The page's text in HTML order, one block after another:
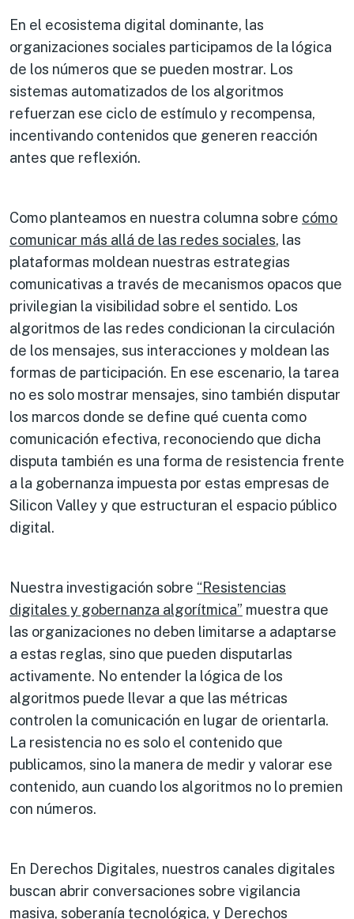
En el ecosistema digital dominante, las
organizaciones sociales participamos de la lógica
de los números que se pueden mostrar. Los
sistemas automatizados de los algoritmos
refuerzan ese ciclo de estímulo y recompensa,
incentivando contenidos que generen reacción
antes que reflexión.
Como planteamos en nuestra columna sobre cómo
comunicar más allá de las redes sociales, las
plataformas moldean nuestras estrategias
comunicativas a través de mecanismos opacos que
privilegian la visibilidad sobre el sentido. Los
algoritmos de las redes condicionan la circulación
de los mensajes, sus interacciones y moldean las
formas de participación. En ese escenario, la tarea
no es solo mostrar mensajes, sino también disputar
los marcos donde se define qué cuenta como
comunicación efectiva, reconociendo que dicha
disputa también es una forma de resistencia frente
a la gobernanza impuesta por estas empresas de
Silicon Valley y que estructuran el espacio público
digital.
Nuestra investigación sobre “Resistencias
digitales y gobernanza algorítmica” muestra que
las organizaciones no deben limitarse a adaptarse
a estas reglas, sino que pueden disputarlas
activamente. No entender la lógica de los
algoritmos puede llevar a que las métricas
controlen la comunicación en lugar de orientarla.
La resistencia no es solo el contenido que
publicamos, sino la manera de medir y valorar ese
contenido, aun cuando los algoritmos no lo premien
con números.
En Derechos Digitales, nuestros canales digitales
buscan abrir conversaciones sobre vigilancia
masiva, soberanía tecnológica, y Derechos